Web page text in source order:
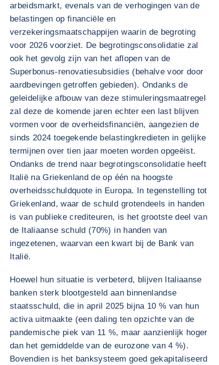
arbeidsmarkt, evenals van de verhogingen van de
belastingen op financiële en
verzekeringsmaatschappijen waarin de begroting
voor 2026 voorziet. De begrotingsconsolidatie zal
ook het gevolg zijn van het aflopen van de
Superbonus-renovatiesubsidies (behalve voor door
aardbevingen getroffen gebieden). Ondanks de
geleidelijke afbouw van deze stimuleringsmaatregel
zal deze de komende jaren echter een last blijven
vormen voor de overheidsfinanciën, aangezien de
sinds 2024 toegekende belastingkredieten in gelijke
termijnen over tien jaar moeten worden opgeëist.
Ondanks de trend naar begrotingsconsolidatie heeft
Italië na Griekenland de op één na hoogste
overheidsschuldquote in Europa. In tegenstelling tot
Griekenland, waar de schuld grotendeels in handen
is van publieke crediteuren, is het grootste deel van
de Italiaanse schuld (70%) in handen van
ingezetenen, waarvan een kwart bij de Bank van
Italië.
Hoewel hun situatie is verbeterd, blijven Italiaanse
banken sterk blootgesteld aan binnenlandse
staatsschuld, die in april 2025 bijna 10 % van hun
activa uitmaakte (een daling ten opzichte van de
pandemische piek van 11 %, maar aanzienlijk hoger
dan het gemiddelde van de eurozone van 4 %).
Bovendien is het banksysteem goed gekapitaliseerd